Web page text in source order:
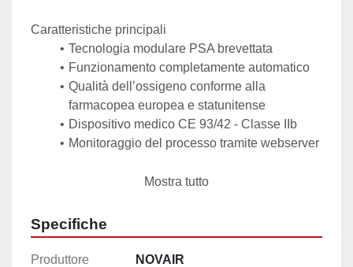
Caratteristiche principali
Tecnologia modulare PSA brevettata
Funzionamento completamente automatico
Qualità dell’ossigeno conforme alla
farmacopea europea e statunitense
Dispositivo medico CE 93/42 - Classe IIb
Monitoraggio del processo tramite webserver
Sicuro: Basse pressioni operative, nessun
deposito pericoloso n Economico: Bassi costi
operativi, facilmente espandibile
Mostra tutto
Specifiche
Produttore NOVAIR